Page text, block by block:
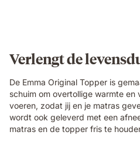
Verlengt de
De Emma Original Topper is
schuim om overtollige warmte
voeren, zodat jij en je matras
wordt ook geleverd met een
matras en de topper fris te